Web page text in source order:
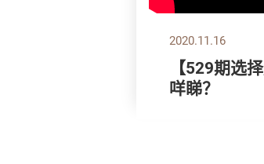
2020.11.16
【529期选
咩睇？